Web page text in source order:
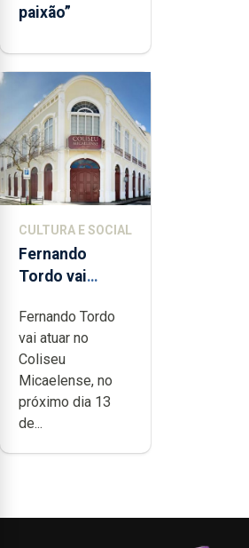
paixão”
CULTURA E SOCIAL
Fernando
Tordo vai
anos de
carreira no
Coliseu
Micaelense
Fernando Tordo
vai atuar no
Coliseu
Micaelense, no
próximo dia 13
de...